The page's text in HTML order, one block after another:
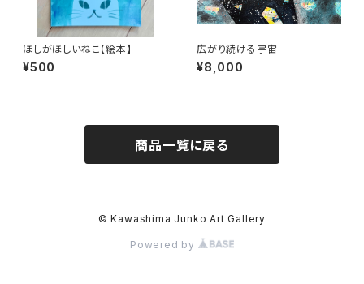
ほしがほしいねこ【絵本】
¥500
広がり続ける宇宙
¥8,000
商品一覧に戻る
© Kawashima Junko Art Gallery
Powered by